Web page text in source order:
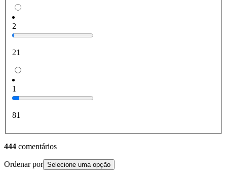
2
21
1
81
444 comentários
Ordenar por Selecione uma opção